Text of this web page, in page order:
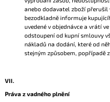
anebo dodavatel zboží přerušil
bezodkladně informuje
uvedené v objednávce a vrátí
odstoupení od kupní smlouvy
nákladů na dodání, které od
stejným způsobem, popřípadě
VII.
Práva z vadného plnění